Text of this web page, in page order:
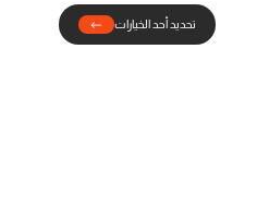
تحديد أحد الخيارات